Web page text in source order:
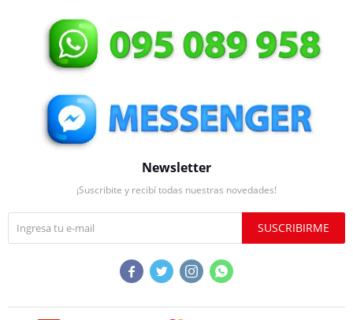
Newsletter
¡Suscribite y recibí todas nuestras novedades!
SUSCRIBIRME
   